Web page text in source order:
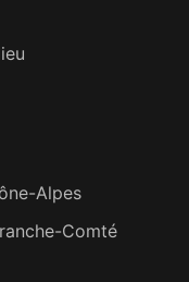
Alpes
Comté